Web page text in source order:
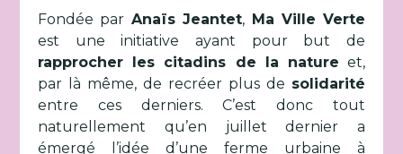
Fondée par Anaïs Jeantet, Ma Ville Verte
est une initiative ayant pour but de
rapprocher les citadins de la nature et,
par là même, de recréer plus de solidarité
entre ces derniers. C’est donc tout
naturellement qu’en juillet dernier a
émergé l’idée d’une ferme urbaine à